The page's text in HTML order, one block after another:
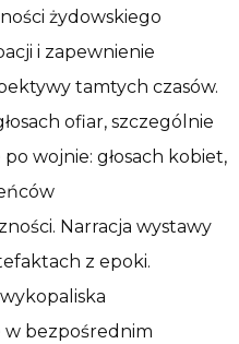
żydowskiego
i zapewnienie
tamtych czasów.
ofiar, szczególnie
wojnie: głosach kobiet,
Narracja wystawy
z epoki.
bezpośrednim